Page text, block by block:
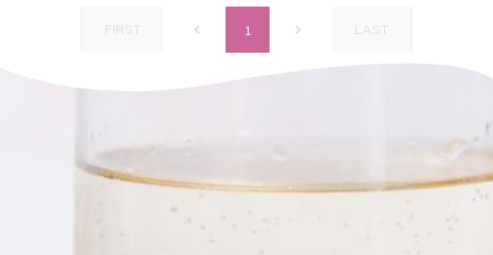
FIRST 1 LAST